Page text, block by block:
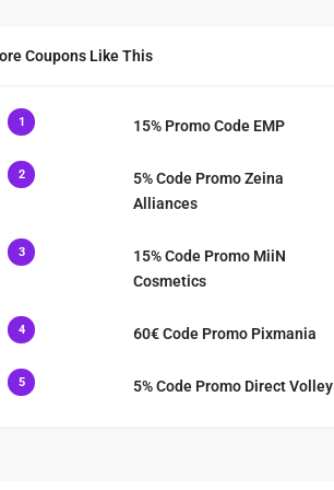
Coupons Like This
1 15% Promo Code EMP
2
5% Code Promo Zeina
Alliances
3
15% Code Promo MiiN
Cosmetics
4 60€ Code Promo Pixmania
5 5% Code Promo Direct Volley